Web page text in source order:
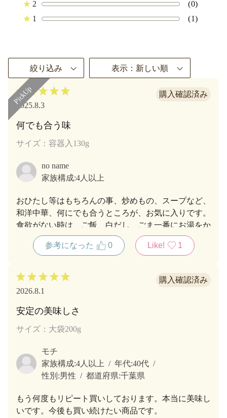
★ 2
(0)
★ 1 (1)
絞り込み 表示：新しい順
2025.8.3
何でも合う味
サイズ：容器入130g
no name
家族構成:4人以上
おひたし等はもちろんの事、炒めもの、スープなど、
和洋中華、何にでも合うところが、お気に入りです。
食欲がない時は、ご飯、白だし、ごま一番にお湯をか
けてあっさりとが、我が家の定番です。
参考になった
0 Like! 1
2026.8.1
安定の美味しさ
サイズ：大袋200g
モチ
家族構成:4人以上 年代:40代
性別:男性 都道府県:千葉県
もう何度もリピート買いしております。本当に美味し
いです。今後も買い続けたい商品です。